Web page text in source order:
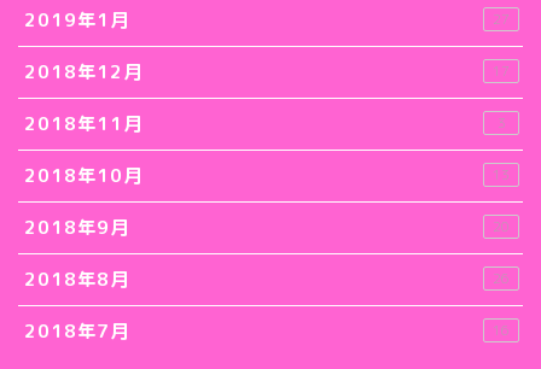
2019年1月 27
2018年12月 17
2018年11月 3
2018年10月 13
2018年9月 20
2018年8月 26
2018年7月 16